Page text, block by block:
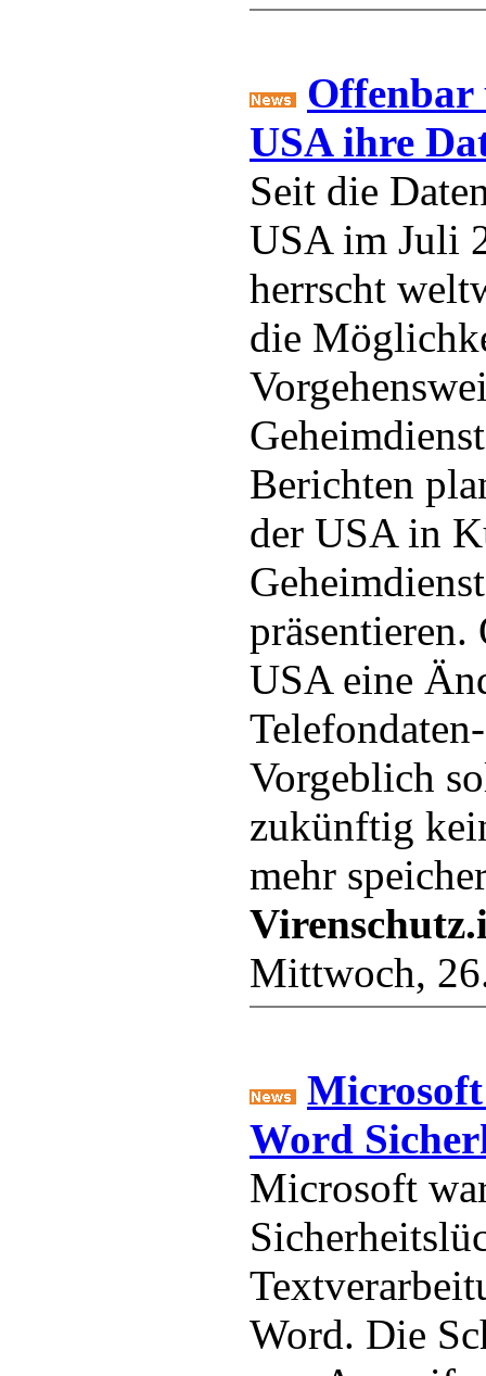
Offenbar
USA ihre
Seit die
USA im Juli
herrscht
die
Berichten
der USA in
USA eine
Vorgeblich
zukünftig
mehr
Mittwoch,
Word
Microsoft
Word. Die